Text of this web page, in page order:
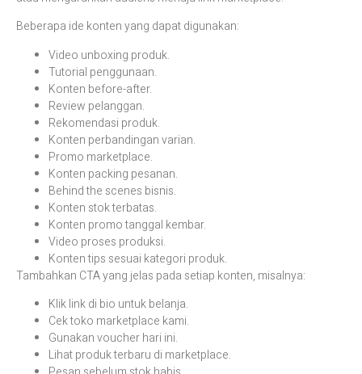
Beberapa ide konten yang dapat digunakan:
Video unboxing produk.
Tutorial penggunaan.
Konten before-after.
Review pelanggan.
Rekomendasi produk.
Konten perbandingan varian.
Promo marketplace.
Konten packing pesanan.
Behind the scenes bisnis.
Konten stok terbatas.
Konten promo tanggal kembar.
Video proses produksi.
Konten tips sesuai kategori produk.
Tambahkan CTA yang jelas pada setiap konten, misalnya:
Klik link di bio untuk belanja.
Cek toko marketplace kami.
Gunakan voucher hari ini.
Lihat produk terbaru di marketplace.